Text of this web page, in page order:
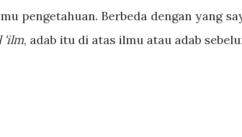
pengetahuan. Berbeda dengan yang
'ilm, adab itu di atas ilmu atau adab